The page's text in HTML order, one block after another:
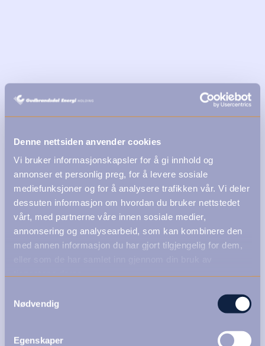
Denne nettsiden anvender cookies
Vi bruker informasjonskapsler for å gi innhold og
annonser et personlig preg, for å levere sosiale
mediefunksjoner og for å analysere trafikken vår. Vi deler
dessuten informasjon om hvordan du bruker nettstedet
vårt, med partnerne våre innen sosiale medier,
annonsering og analysearbeid, som kan kombinere den
med annen informasjon du har gjort tilgjengelig for dem,
Nødvendig
Egenskaper